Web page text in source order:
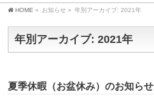
HOME » お知らせ » 年別アーカイブ: 2021年
年別アーカイブ: 2021年
夏季休暇（お盆休み）のお知らせ